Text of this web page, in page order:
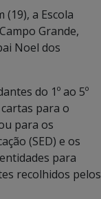
(19), a Escola
Grande,
Noel dos
do 1º ao 5º
para o
para os
(SED) e os
para
recolhidos pelos